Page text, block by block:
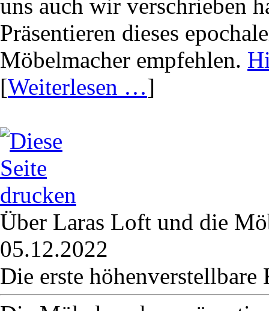
uns auch wir verschrieben
Präsentieren dieses
Möbelmacher empfehlen.
[Weiterlesen …]
Über Laras Loft und die
05.12.2022
Die erste